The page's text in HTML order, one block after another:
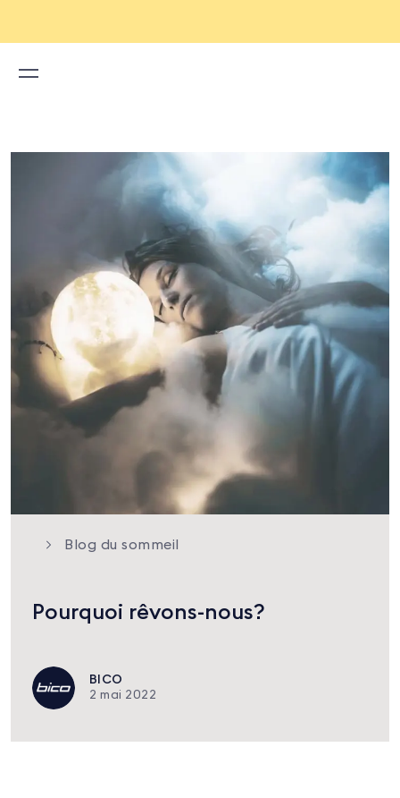
Blog du sommeil
Pourquoi rêvons-nous?
BICO
2 mai 2022